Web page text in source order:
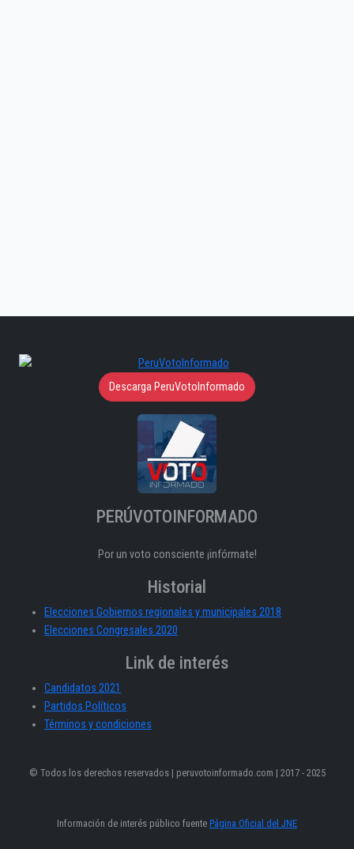
Descarga PeruVotoInformado
PERÚVOTOINFORMADO
Por un voto consciente ¡infórmate!
Historial
Elecciones Gobiernos regionales y municipales 2018
Elecciones Congresales 2020
Link de interés
Candidatos 2021
Partidos Políticos
Términos y condiciones
© Todos los derechos reservados | peruvotoinformado.com | 2017 - 2025
Información de interés público fuente Página Oficial del JNE